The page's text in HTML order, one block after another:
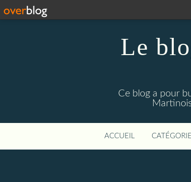
Le
Ce blog a pour
ACCUEIL